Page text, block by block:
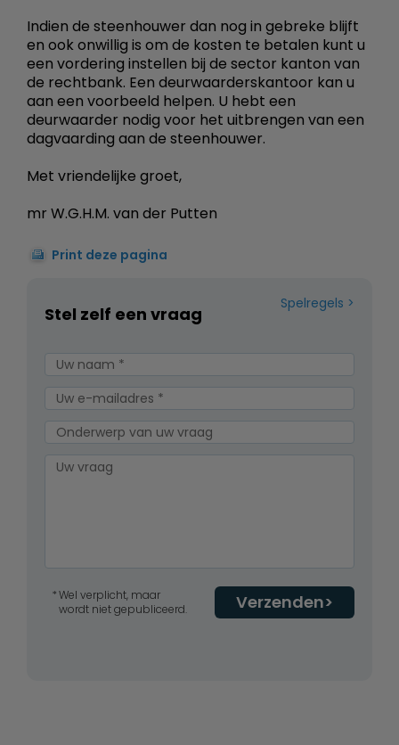
Indien de steenhouwer dan nog in gebreke blijft
en ook onwillig is om de kosten te betalen kunt u
een vordering instellen bij de sector kanton van
de rechtbank. Een deurwaarderskantoor kan u
aan een voorbeeld helpen. U hebt een
deurwaarder nodig voor het uitbrengen van een
dagvaarding aan de steenhouwer.
Met vriendelijke groet,
mr W.G.H.M. van der Putten
Print deze pagina
Spelregels
Stel zelf een vraag
Verzenden
Wel verplicht, maar
wordt niet gepubliceerd.